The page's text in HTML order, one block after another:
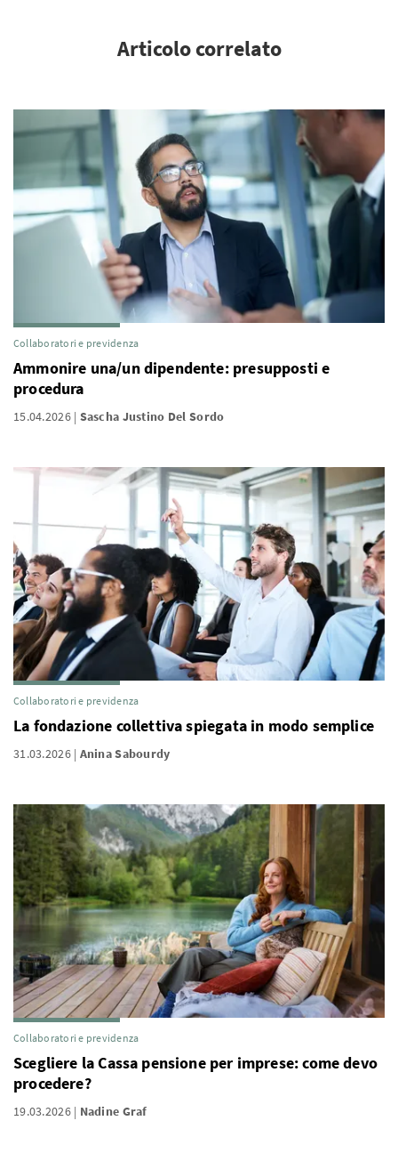
Articolo correlato
Collaboratori e previdenza
Ammonire una/un dipendente: presupposti e
procedura
15.04.2026 Sascha Justino Del Sordo
Collaboratori e previdenza
La fondazione collettiva spiegata in modo semplice
31.03.2026 Anina Sabourdy
Collaboratori e previdenza
Scegliere la Cassa pensione per imprese: come devo
procedere?
19.03.2026 Nadine Graf